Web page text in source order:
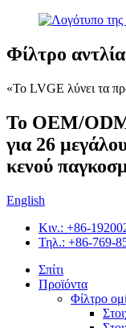
Φίλτρο
«Το LVGE λύνει τα
Το OEM/
για 26
κενού
English
Κιν.: +86-
Τηλ.: +86-769-
Σπίτι
Προϊόντα
Φίλτρο